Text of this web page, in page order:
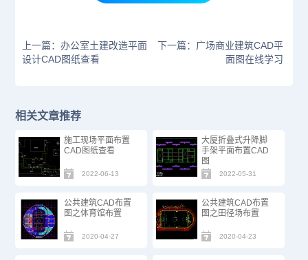
上一篇：办公室土建改造平面
设计CAD图纸查看
下一篇：广场商业建筑CAD平
面图在线学习
相关文章推荐
施工现场平面布置
CAD图纸查看
2022-06-13
大厦​​折叠式升降脚
手架平面布置CAD
图
2022-05-31
公共建筑CAD布置
图之体育馆布置
2020-04-27
公共建筑CAD布置
图之田径场布置
2020-04-23